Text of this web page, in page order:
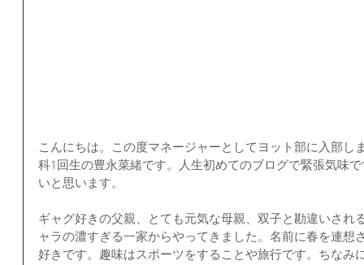
こんにちは。この度マネージャーとしてヨット部に入部し
科1回生の豊永菜緒です。人生初めてのブログで緊張気味
いと思います。
ギャグ好きの父親、とても元気な母親、双子と勘違いされ
ャラの濃すぎる一家からやってきました。名前に春を連想
好きです。趣味はスポーツをすることや旅行です。ちなみ